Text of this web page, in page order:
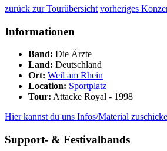
zurück zur Tourübersicht vorheriges
Informationen
Band: Die Ärzte
Land: Deutschland
Ort: Weil am Rhein
Location: Sportplatz
Tour: Attacke Royal - 1998
Hier kannst du uns Infos/Material
Support- & Festivalbands